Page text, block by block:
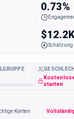
0.73%
Schätzung
-
starten
Konten